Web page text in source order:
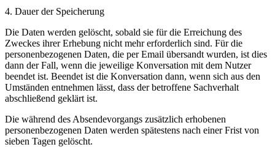
4. Dauer der Speicherung
Die Daten werden gelöscht, sobald sie für die Erreichung des
Zweckes ihrer Erhebung nicht mehr erforderlich sind. Für die
personenbezogenen Daten, die per Email übersandt wurden, ist dies
dann der Fall, wenn die jeweilige Konversation mit dem Nutzer
beendet ist. Beendet ist die Konversation dann, wenn sich aus den
Umständen entnehmen lässt, dass der betroffene Sachverhalt
abschließend geklärt ist.
Die während des Absendevorgangs zusätzlich erhobenen
personenbezogenen Daten werden spätestens nach einer Frist von
sieben Tagen gelöscht.